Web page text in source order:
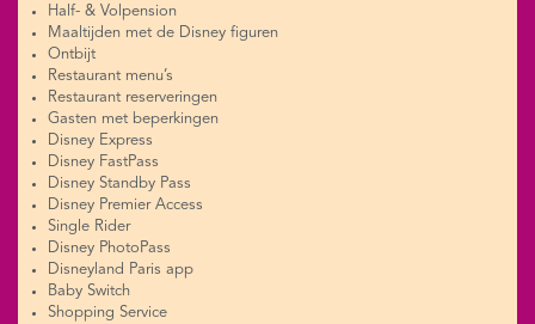
Half- & Volpension
Maaltijden met de Disney figuren
Ontbijt
Restaurant menu’s
Restaurant reserveringen
Gasten met beperkingen
Disney Express
Disney FastPass
Disney Standby Pass
Disney Premier Access
Single Rider
Disney PhotoPass
Disneyland Paris app
Baby Switch
Shopping Service